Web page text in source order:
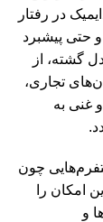
در رفتار
حتی پیشبرد
گشته، از
تجاری،
غنی به
چون
امکان را
و